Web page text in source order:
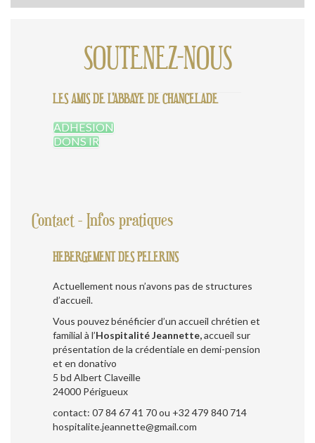
l’article
SOUTENEZ-NOUS
LES AMIS DE L'ABBAYE DE CHANCELADE
ADHESION
DONS IR
Contact - Infos pratiques
HEBERGEMENT DES PELERINS
Actuellement nous n’avons pas de structures
d’accueil.
Vous pouvez bénéficier d’un accueil chrétien et
familial à l’Hospitalité Jeannette,accueil sur
présentation de la crédentiale en demi-pension
et en donativo
5 bd Albert Claveille
24000 Périgueux
contact: 07 84 67 41 70 ou +32 479 840 714
hospitalite.jeannette@gmail.com